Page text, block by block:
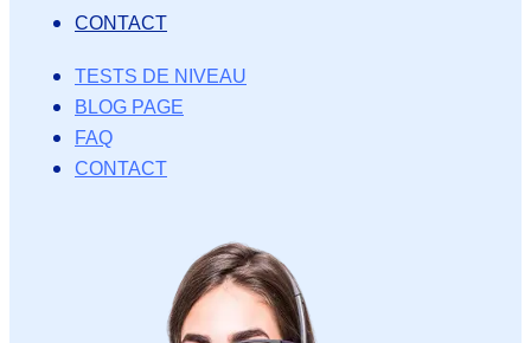
CONTACT
TESTS DE NIVEAU
BLOG PAGE
FAQ
CONTACT